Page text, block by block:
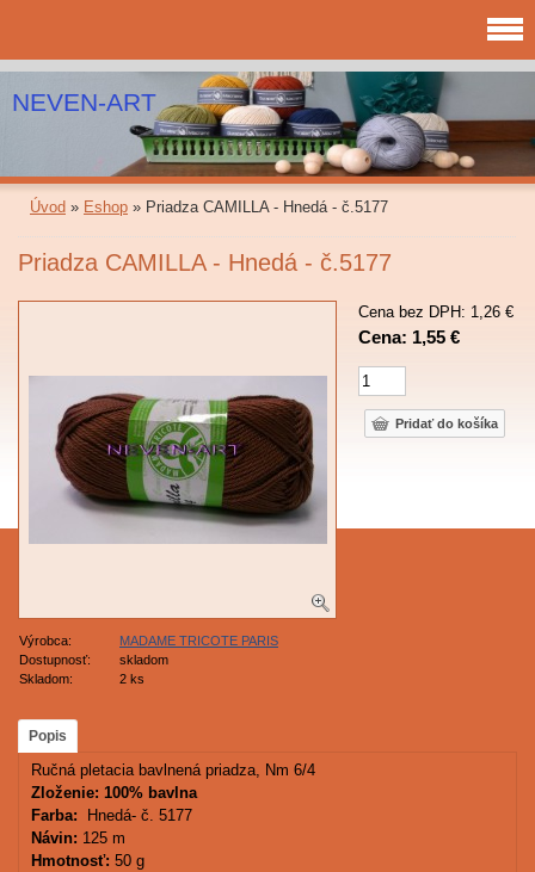
NEVEN-ART
Úvod » Eshop » Priadza CAMILLA - Hnedá - č.5177
Priadza CAMILLA - Hnedá - č.5177
Cena bez DPH: 1,26 €
Cena: 1,55 €
Výrobca:
MADAME TRICOTE PARIS
Dostupnosť:
skladom
Skladom:
2 ks
Popis
Ručná pletacia bavlnená priadza, Nm 6/4
Zloženie: 100% bavlna
Farba: Hnedá- č. 5177
Návin: 125 m
Hmotnosť: 50 g